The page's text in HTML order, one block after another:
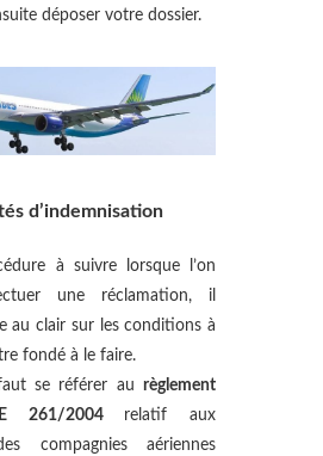
déposer votre dossier.
d’indemnisation
à suivre lorsque l’on
une réclamation, il
au clair sur les conditions à
fondé à le faire.
se référer au règlement
261/2004 relatif aux
compagnies aériennes